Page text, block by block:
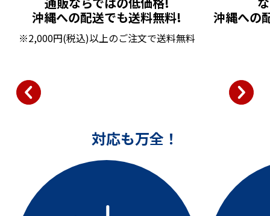
沖縄への配送でも送料無料!
※2,000円(税込)以上のご注文で送料無料
沖縄への
対応も万全！